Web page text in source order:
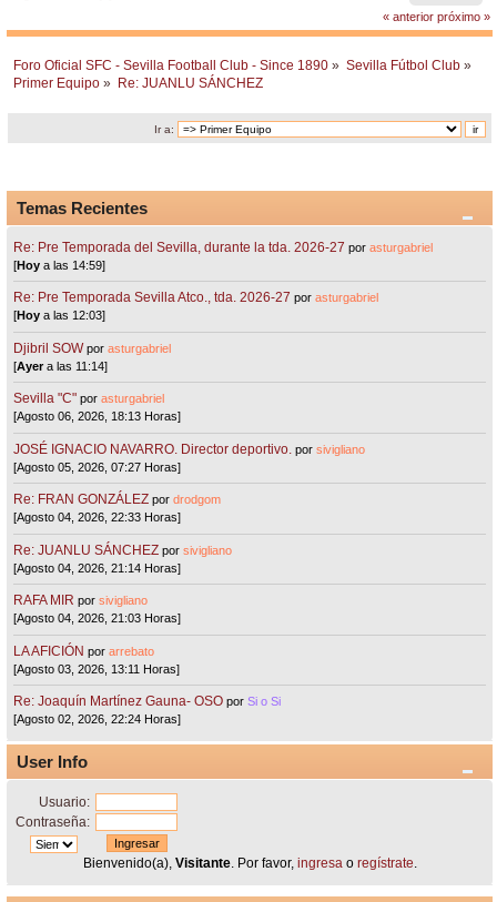
« anterior próximo »
Foro Oficial SFC - Sevilla Football Club - Since 1890 » Sevilla Fútbol Club »
Primer Equipo » Re: JUANLU SÁNCHEZ
Ir a:
Temas Recientes
Re: Pre Temporada del Sevilla, durante la tda. 2026-27 porasturgabriel
[Hoy a las 14:59]
Re: Pre Temporada Sevilla Atco., tda. 2026-27 porasturgabriel
[Hoy a las 12:03]
Djibril SOW porasturgabriel
[Ayera las 11:14]
Sevilla "C"porasturgabriel
[Agosto 06, 2026, 18:13 Horas]
JOSÉ IGNACIO NAVARRO. Director deportivo. porsivigliano
[Agosto 05, 2026, 07:27 Horas]
Re: FRAN GONZÁLEZ pordrodgom
[Agosto 04, 2026, 22:33 Horas]
Re: JUANLU SÁNCHEZ porsivigliano
[Agosto 04, 2026, 21:14 Horas]
RAFA MIR porsivigliano
[Agosto 04, 2026, 21:03 Horas]
LA AFICIÓN porarrebato
[Agosto 03, 2026, 13:11 Horas]
Re: Joaquín Martínez Gauna- OSO porSi o Si
[Agosto 02, 2026, 22:24 Horas]
User Info
Usuario:
Contraseña:
Bienvenido(a), Visitante. Por favor, ingresao regístrate.